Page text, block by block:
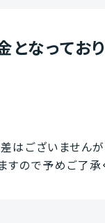
なっており
ございません
ので予めご了承